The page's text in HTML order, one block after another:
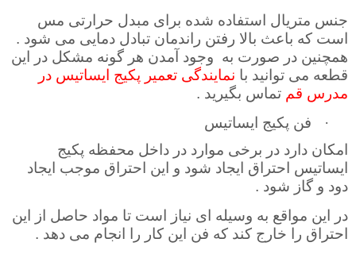
جنس متریال استفاده شده برای مبدل حرارتی مس
است که باعث بالا رفتن راندمان تبادل دمایی می شود .
همچنین در صورت به وجود آمدن هر گونه مشکل در این
قطعه می توانید با نمایندگی تعمیر پکیج ایساتیس در
مدرس قم تماس بگیرید .
·
فن پکیج ایساتیس
امکان دارد در برخی موارد در داخل محفظه پکیج
ایساتیس احتراق ایجاد شود و این احتراق موجب ایجاد
دود و گاز شود .
در این مواقع به وسیله ای نیاز است تا مواد حاصل از این
احتراق را خارج کند که فن این کار را انجام می دهد .